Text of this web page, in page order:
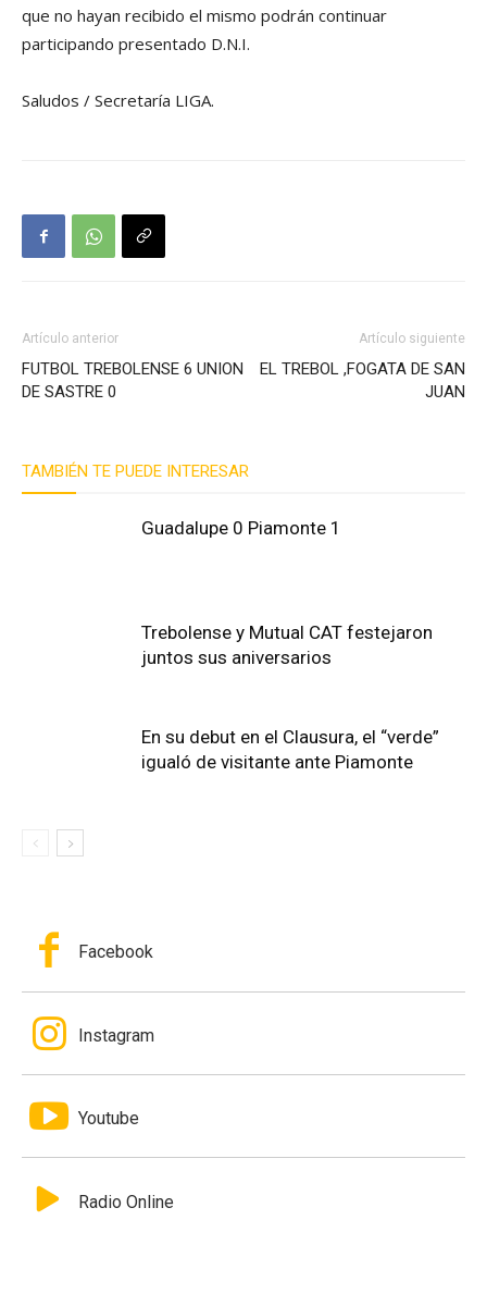
que no hayan recibido el mismo podrán continuar
participando presentado D.N.I.
Saludos / Secretaría LIGA.
Artículo anterior
FUTBOL TREBOLENSE 6 UNION
DE SASTRE 0
Artículo siguiente
EL TREBOL ,FOGATA DE SAN
JUAN
TAMBIÉN TE PUEDE INTERESAR
Guadalupe 0 Piamonte 1
Trebolense y Mutual CAT festejaron
juntos sus aniversarios
En su debut en el Clausura, el “verde”
igualó de visitante ante Piamonte
Facebook
Instagram
Youtube
Radio Online